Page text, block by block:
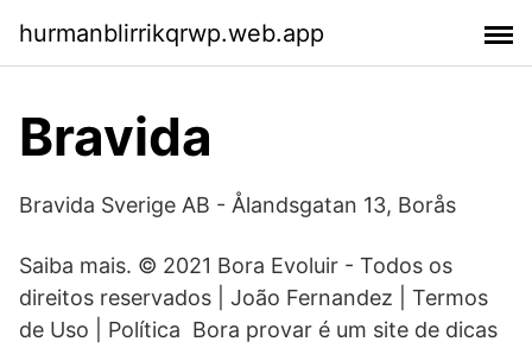
hurmanblirrikqrwp.web.app
Bravida
Bravida Sverige AB - Ålandsgatan 13, Borås
Saiba mais. © 2021 Bora Evoluir - Todos os
direitos reservados | João Fernandez | Termos
de Uso | Política Bora provar é um site de dicas